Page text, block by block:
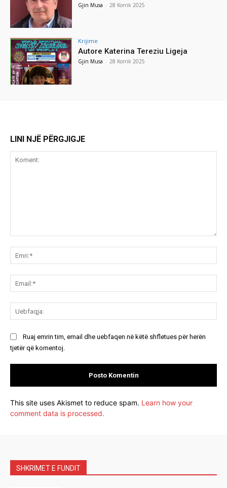
Gjin Musa - 28 Korrik 2025
Krijime
Autore Katerina Tereziu Ligeja
Gjin Musa - 28 Korrik 2025
LINI NJË PËRGJIGJE
Ruaj emrin tim, email dhe uebfaqen në këtë shfletues për herën
tjetër që komentoj.
This site uses Akismet to reduce spam. Learn how your
comment data is processed.
SHKRIMET E FUNDIT